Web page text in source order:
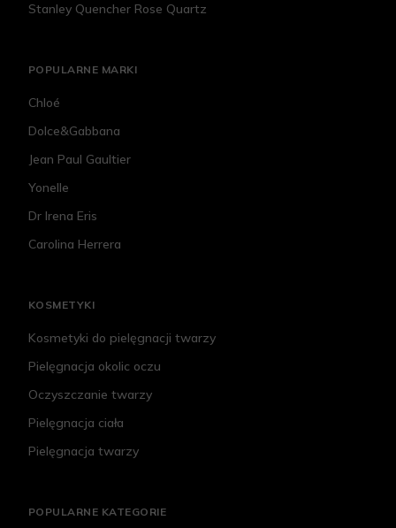
Stanley Quencher Rose Quartz
POPULARNE MARKI
Chloé
Dolce&Gabbana
Jean Paul Gaultier
Yonelle
Dr Irena Eris
Carolina Herrera
KOSMETYKI
Kosmetyki do pielęgnacji twarzy
Pielęgnacja okolic oczu
Oczyszczanie twarzy
Pielęgnacja ciała
Pielęgnacja twarzy
POPULARNE KATEGORIE